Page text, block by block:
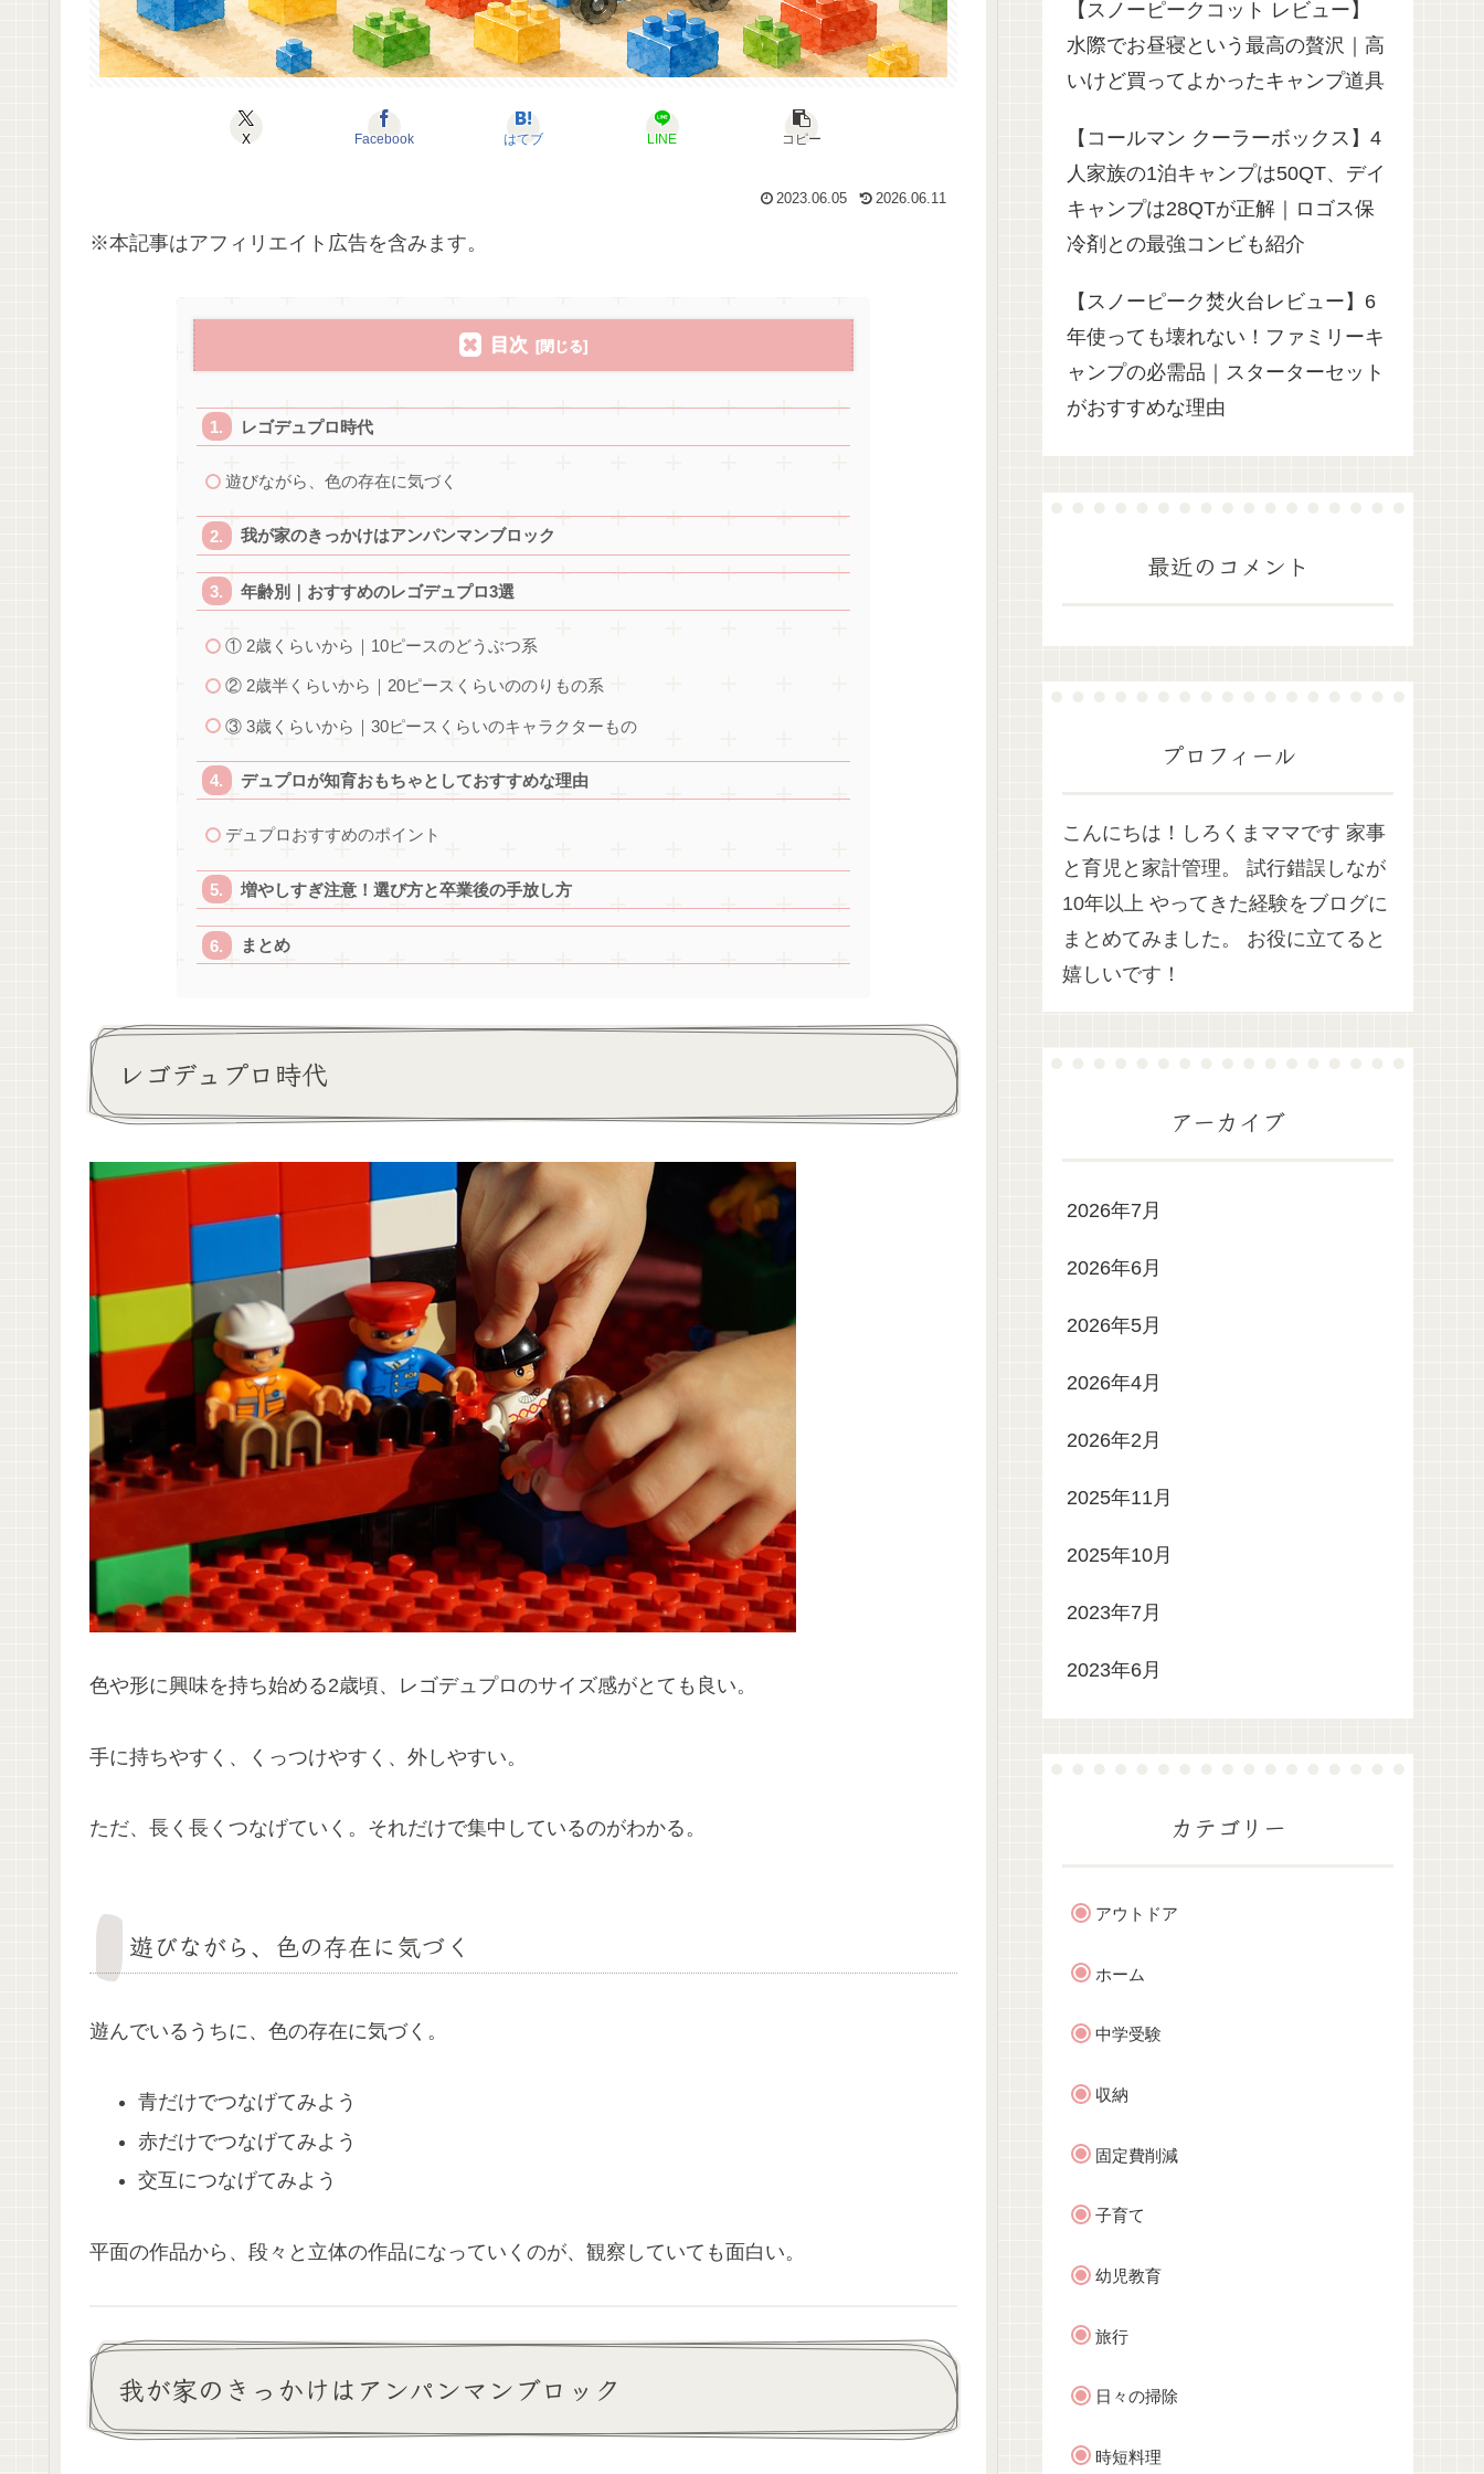
X Facebook はてブ LINE コピー
2023.06.05 2026.06.11
※本記事はアフィリエイト広告を含みます。
目次
レゴデュプロ時代
遊びながら、色の存在に気づく
我が家のきっかけはアンパンマンブロック
年齢別｜おすすめのレゴデュプロ3選
① 2歳くらいから｜10ピースのどうぶつ系
② 2歳半くらいから｜20ピースくらいののりもの系
③ 3歳くらいから｜30ピースくらいのキャラクターもの
デュプロが知育おもちゃとしておすすめな理由
デュプロおすすめのポイント
増やしすぎ注意！選び方と卒業後の手放し方
まとめ
レゴデュプロ時代
色や形に興味を持ち始める2歳頃、レゴデュプロのサイズ感がとても良い。
手に持ちやすく、くっつけやすく、外しやすい。
ただ、長く長くつなげていく。それだけで集中しているのがわかる。
遊びながら、色の存在に気づく
遊んでいるうちに、色の存在に気づく。
青だけでつなげてみよう
赤だけでつなげてみよう
交互につなげてみよう
平面の作品から、段々と立体の作品になっていくのが、観察していても面白い。
我が家のきっかけはアンパンマンブロック
【スノーピークコット レビュー】
水際でお昼寝という最高の贅沢｜高
いけど買ってよかったキャンプ道具
【コールマン クーラーボックス】4
人家族の1泊キャンプは50QT、デイ
キャンプは28QTが正解｜ロゴス保
冷剤との最強コンビも紹介
【スノーピーク焚火台レビュー】6
年使っても壊れない！ファミリーキ
ャンプの必需品｜スターターセット
がおすすめな理由
最近のコメント
プロフィール
こんにちは！しろくまママです 家事
と育児と家計管理。 試行錯誤しなが
10年以上 やってきた経験をブログに
まとめてみました。 お役に立てると
嬉しいです！
アーカイブ
2026年7月
2026年6月
2026年5月
2026年4月
2026年2月
2025年11月
2025年10月
2023年7月
2023年6月
カテゴリー
アウトドア
ホーム
中学受験
収納
固定費削減
子育て
幼児教育
旅行
日々の掃除
時短料理